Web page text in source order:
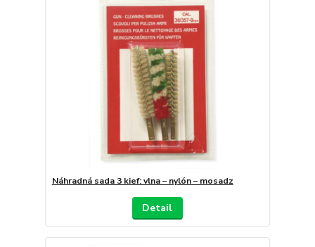
Náhradná sada 3 kief: vlna – nylón – mosadz
Detail